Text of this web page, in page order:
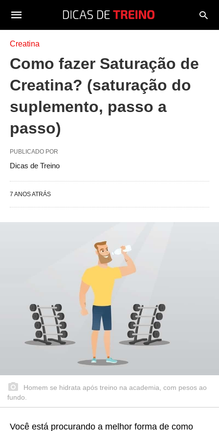
Creatina
Como fazer Saturação de
Creatina? (saturação do
suplemento, passo a
passo)
PUBLICADO POR
Dicas de Treino
7 ANOS ATRÁS
Homem se hidrata após treino na academia, com pesos ao
fundo.
Você está procurando a melhor forma de como